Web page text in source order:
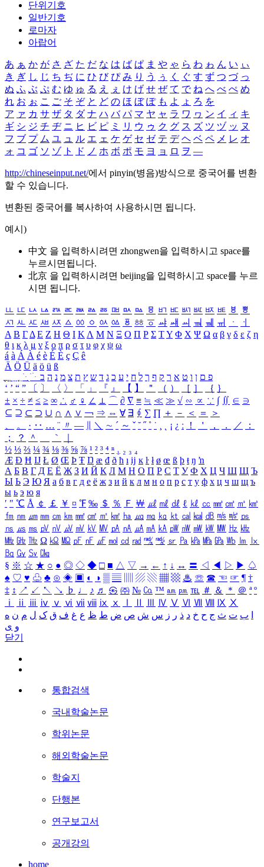
단위기호
일반기호
로마자
아랍어
あ ぁ か が さ ざ た だ な は ば ぱ ま や ゃ ら わ ゎ ん い ぃ
き ぎ し じ ち ぢ に ひ び ぴ み り う ぅ く ぐ す ず つ づ っ
ぬ ふ ぶ ぷ む ゆ ゅ る え ぇ け げ せ ぜ て で ね へ べ ぺ め
れ お ぉ こ ご そ ぞ と ど の ほ ぼ ぽ も よ ょ ろ を
ア ァ カ サ ザ タ ダ ナ ハ バ パ マ ヤ ャ ラ ワ ヮ ン イ ィ キ
ギ シ ジ チ ヂ ニ ヒ ビ ピ ミ リ ウ ゥ ク グ ス ズ ツ ヅ ッ ヌ
フ ブ プ ム ユ ュ ル エ ェ ケ ゲ セ ゼ テ デ ヘ ベ ペ メ レ オ
ォ コ ゴ ソ ゾ ト ド ノ ホ ボ ポ モ ヨ ョ ロ ヲ ―
http://chineseinput.net/에서 pinyin(병음)방식으로 중국어를 변환
할 수 있습니다.
변환된 중국어를 복사하여 사용하시면 됩니다.
예시)
中文 을 입력하시려면 zhongwen을 입력하시고 space를
누르시면됩니다.
北京 을 입력하시려면 beijing을 입력하시고 space를 누르
시면 됩니다.
ㅥ ㅦ ㅧ ㅨ ㅩ ㅪ ㅫ ㅬ ㅭ ㅮ ㅯ ㅰ ㅱ ㅲ ㅳ ㅴ ㅵ ㅶ ㅷ ㅸ
ㅹ
ㅺ ㅻ ㅼ ㅽ ㅾ ㅿ ㆀ ㆁ ㆂ ㆃ ㆄ ㆅ ㆆ ㆇ ㆈ ㆉ ㆊ ㆋ ㆌ ㆍ
ㆎ
Α Β ΓΔ Ε Ζ Η Θ Ι ΚΛ Μ Ν Ξ Ο Π Ρ Σ ΤΥ Φ Χ Ψ Ω α β γ δ ε ζ η
θ ι κ λ μ ν ξ ο π ρ σ τ υ φ χ ψ ω
á à Á À é è É È ç Ç ê
Ä Ö Ü ä ö ü ß
ִֶֹ ֻּ ׁׂ פ ם ן ו ט א ר ק ף ך ל ח י ע כ ג ד ש ץ ת צ מ נ ה ב
‘ ’ “ ” 〔 〕 〈 〉 「 」 『 』 【 】 ＂ （ ） ［ ］ ｛ ｝
± × ÷ ≠ ≤ ≥ ∞ ∴ ♂ ♀ ∠ ⊥ ⌒ ∂ ∇ ≡ ≒ ≪ ≫ √ ∽ ∝ ∵ ∫ ∬ ∈ ∋
⊆ ⊇ ⊂ ⊃ ∪ ∩ ∧ ∨ ￢ ⇒ ⇔ ∀ ∃ ∮ ∑ ∏ ＋ － ＜ ＝
＞
、
。 · ‥ … ¨ 〃 ― ＼ ∼ ´ ～ ˇ ˘ ˝ ˚ ˙ ¸ ¡ ¿ ː ！ ＇ ， ． ／
：
；
？ ＾ ｀
½ ⅓ ⅔ ¼ ¾ ⅛ ⅜ ⅝ ⅞ ¹ ² ³ ⁴ ⁿ ₁ ₂ ₃ ₄
Æ Ð Ħ Ĳ Ł Ø Œ Þ Ŧ Ŋ æ đ ð ħ ı ĳ ĸ ŀ ł ø œ ß þ ŧ ŋ ŉ
А Б В Г Д Е Ё Ж З И Й К Л М Н О П Р С Т У Ф Х Ц Ч Ш Щ Ъ
Ы Ь Э Ю Я а б в г д е ё ж з и й к л м н о п р с т у ф х ц ч ш щ ъ
ы ь э ю я
′ ″ ℃ Å ￠ ￡ ￥ ¤ ℉ ‰ ＄ ％ Ｆ ￦ ㎕ ㎖ ㎗ ℓ ㎘ ㏄ ㎣ ㎤ ㎥ ㎦
㎙ ㎚ ㎛ ㎜ ㎝ ㎞ ㎟ ㎠ ㎡ ㎢ ㏊ ㎍ ㎎ ㎏ ㏏ ㎈ ㎉ ㏈ ㎧ ㎨ ㎰
㎱ ㎲ ㎳ ㎴ ㎵ ㎶ ㎷ ㎸ ㎹ ㎀ ㎁ ㎂ ㎃ ㎄ ㎺ ㎻ ㎽ ㎾ ㎿ ㎐ ㎑
㎒ ㎓ ㎔ Ω ㏀ ㏁ ㎊ ㎋ ㎌ ㏖ ㏅ ㎭ ㎮ ㎯ ㏛ ㎩ ㎪ ㎫ ㎬ ㏝ ㏐
㏓
㏃ ㏉ ㏜ ㏆
§ ※ ☆ ★ ○ ● ◎ ◇ ◆ □ ■ △ ▽ → ← ↑ ↓ ↔ 〓 ◁ ◀ ▷ ▶ ♤
♠ ♡ ♥ ♧ ♣ ⊙ ◈ ▣ ◐ ◑ ▒ ▤ ▨ ▧ ▦ ▩ ♨ ☏ ☎ ☜ ☞ ¶ †
‡ ↕ ↗ ↙ ↖ ↘ ♭ ♩ ♪ ♬ ㉿ ㈜ № ㏇ ™ ㏂ ㏘ ℡ ＃ ＆ ＊ ＠ ª º
ⅰ
ⅱ ⅲ ⅳ ⅴ ⅵ ⅶ ⅷ ⅸ ⅹ Ⅳ Ⅴ Ⅵ Ⅶ Ⅷ Ⅸ Ⅹ
ب ت ث ج ح خ د ذ ر ز س ش ص ض ط ظ ع غ ف ق ک ل م ن ه
و ی
닫기
통합검색
국내학술논문
학위논문
해외학술논문
학술지
단행본
연구보고서
공개강의
home